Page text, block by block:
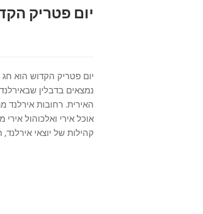
יום פטריק הקדוש-
יום פטריק הקדוש הוא חג
נמצאים בדבלין
האירית. רחובות
אוכל אירי ואלכוהול
קהילות של יוצאי